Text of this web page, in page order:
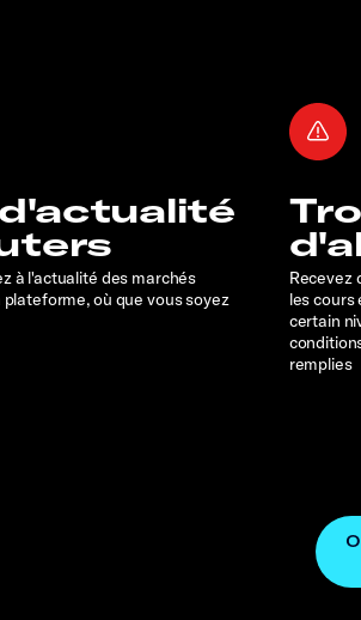
à l'actualité des marchés
plateforme, où que vous soyez
Recevez
les
certain
remplies